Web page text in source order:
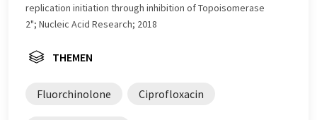
replication initiation through inhibition of Topoisomerase
2"; Nucleic Acid Research; 2018
THEMEN
Fluorchinolone Ciprofloxacin